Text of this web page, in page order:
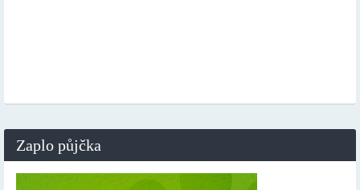
Zaplo půjčka